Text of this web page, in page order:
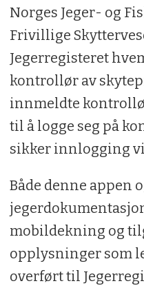
Norges Jeger- og
Frivillige
Jegerregisteret
kontrollør av
innmeldte
til å logge seg på
sikker innlogging
Både denne appen
mobildekning og
opplysninger som
overført til